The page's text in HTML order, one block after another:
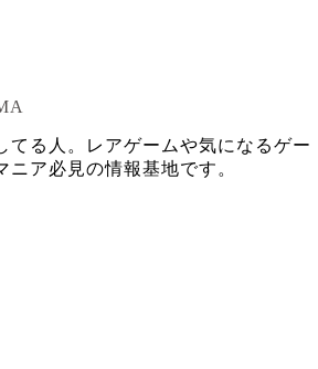
てる人。レアゲームや気になるゲー
ニア必見の情報基地です。